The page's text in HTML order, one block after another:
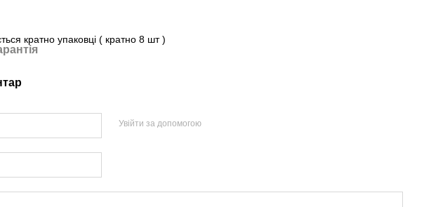
кратно упаковці ( кратно 8 шт )
Увійти за допомогою